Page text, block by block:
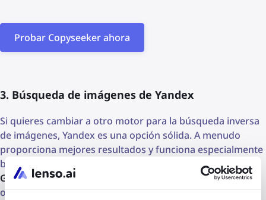
Probar Copyseeker ahora
3. Búsqueda de imágenes de Yandex
Si quieres cambiar a otro motor para la búsqueda inversa
de imágenes, Yandex es una opción sólida. A menudo
proporciona mejores resultados y funciona especialmente
bien para
búsquedas de personas en comparación con
Google. Sin embargo, Lenso.ai sigue siendo la mejor
opción para